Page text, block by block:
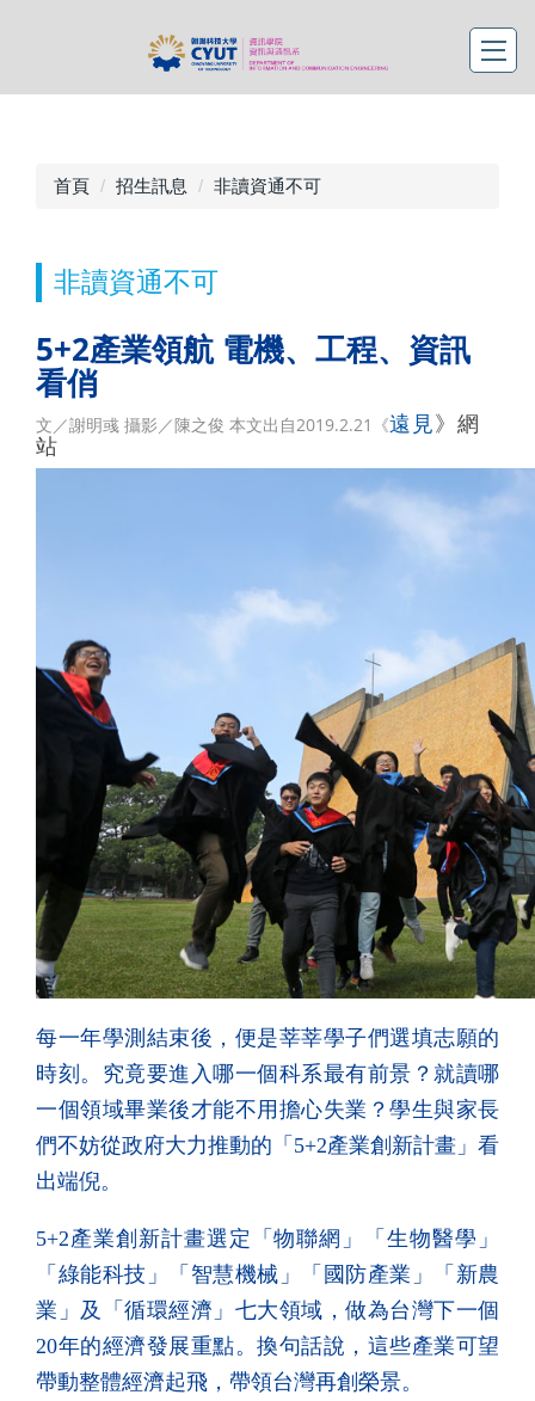
首頁 招生訊息 非讀資通不可
非讀資通不可
5+2產業領航 電機、工程、資訊
看俏
文／謝明彧 攝影／陳之俊 本文出自2019.2.21《遠見》網
站
每一年學測結束後，便是莘莘學子們選填志願的
時刻。究竟要進入哪一個科系最有前景？就讀哪
一個領域畢業後才能不用擔心失業？學生與家長
們不妨從政府大力推動的「5+2產業創新計畫」看
出端倪。
5+2產業創新計畫選定「物聯網」「生物醫學」
「綠能科技」「智慧機械」「國防產業」「新農
業」及「循環經濟」七大領域，做為台灣下一個
20年的經濟發展重點。換句話說，這些產業可望
帶動整體經濟起飛，帶領台灣再創榮景。